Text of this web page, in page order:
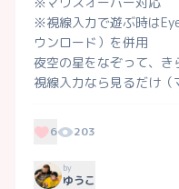
※視線入力で遊ぶ時は
ウンロード）を併用
夜空の星をなぞって、き
視線入力なら見るだけ
誰でも簡単にピアニスト
6 203
by
ゆうこ